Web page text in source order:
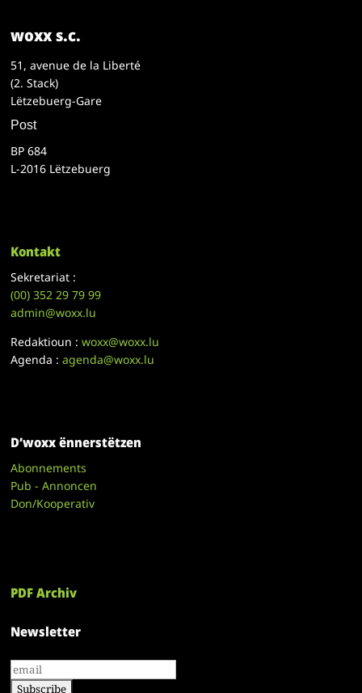
woxx s.c.
51, avenue de la Liberté
(2. Stack)
Lëtzebuerg-Gare
Post
BP 684
L-2016 Lëtzebuerg
Kontakt
Sekretariat :
(00)352 29 79 99
admin@woxx.lu
Redaktioun :woxx@woxx.lu
Agenda :agenda@woxx.lu
D’woxx ënnerstëtzen
Abonnements
Pub - Annoncen
Don/Kooperativ
PDF Archiv
Newsletter